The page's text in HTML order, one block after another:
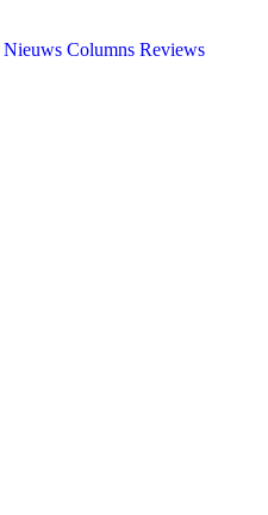
Nieuws Columns Reviews